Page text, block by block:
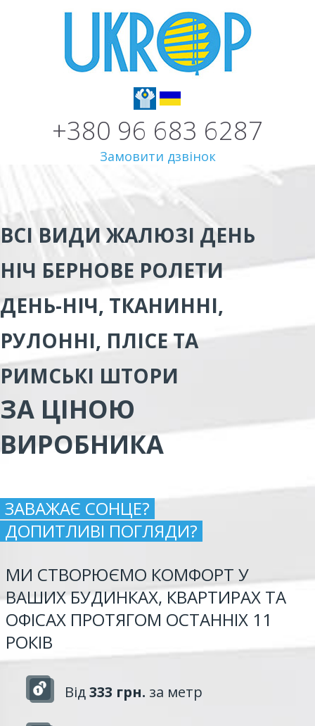
+380 96 683 6287
Замовити дзвінок
ВСІ ВИДИЖАЛЮЗІ ДЕНЬ
НІЧ БЕРНОВЕ РОЛЕТИ
ДЕНЬ-НІЧ, ТКАНИННІ,
РУЛОННІ, ПЛІСЕ ТА
РИМСЬКІ ШТОРИ
ЗА ЦІНОЮ
ВИРОБНИКА
ЗАВАЖАЄ СОНЦЕ?
ДОПИТЛИВІ ПОГЛЯДИ?
МИ СТВОРЮЄМО КОМФОРТ У
ВАШИХ БУДИНКАХ, КВАРТИРАХ ТА
ОФІСАХ ПРОТЯГОМ ОСТАННІХ 11
РОКІВ
Від333 грн. за метр